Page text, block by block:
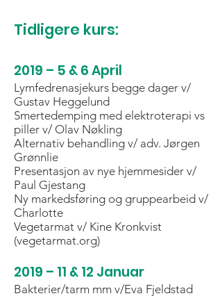
Tidligere kurs:
2019 – 5 & 6 April
Lymfedrenasjekurs begge dager v/
Gustav Heggelund
Smertedemping med elektroterapi vs
piller v/ Olav Nøkling
Alternativ behandling v/ adv. Jørgen
Grønnlie
Presentasjon av nye hjemmesider v/
Paul Gjestang
Ny markedsføring og gruppearbeid v/
Charlotte
Vegetarmat v/ Kine Kronkvist
(vegetarmat.org)
2019 – 11 & 12 Januar
Bakterier/tarm mm v/Eva Fjeldstad